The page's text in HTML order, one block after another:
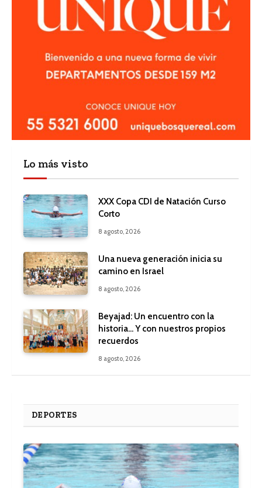
Lo más visto
XXX Copa CDI de Natación Curso
Corto
8 agosto, 2026
Una nueva generación inicia su
camino en Israel
8 agosto, 2026
Beyajad: Un encuentro con la
historia… Y con nuestros propios
recuerdos
8 agosto, 2026
DEPORTES